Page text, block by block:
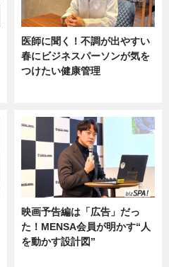
医師に聞く！不調が出やすい
春にビジネスパーソンが気を
つけたい健康管理
映画予告編は「広告」だっ
た！MENSA会員が明かす“人
を動かす設計図”